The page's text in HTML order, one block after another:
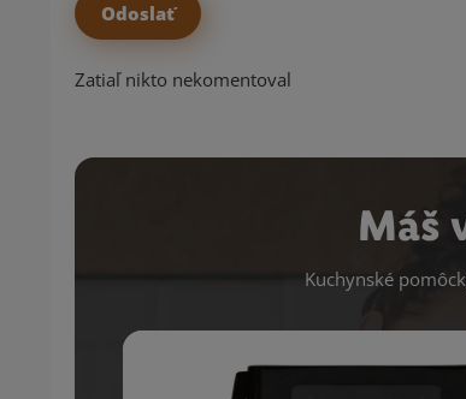
Zatiaľ nikto nekomentoval
Máš
Kuchynské